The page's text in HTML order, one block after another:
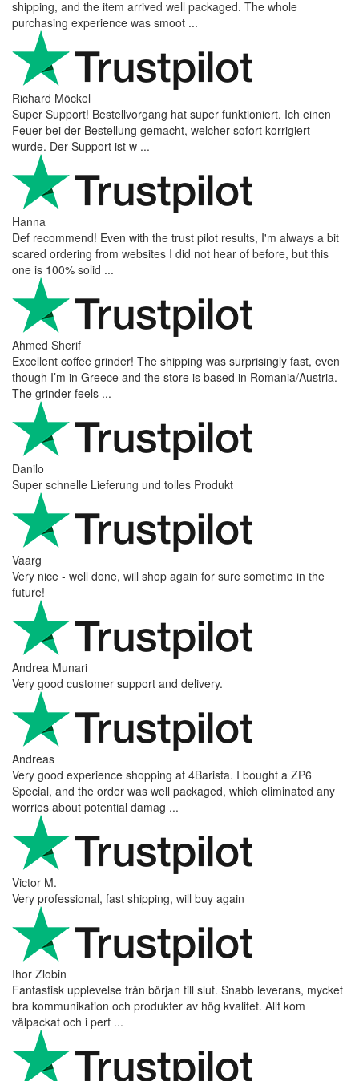
shipping, and the item arrived well packaged. The whole
purchasing experience was smoot ...
Richard Möckel
Super Support! Bestellvorgang hat super funktioniert. Ich einen
Feuer bei der Bestellung gemacht, welcher sofort korrigiert
wurde. Der Support ist w ...
Hanna
Def recommend! Even with the trust pilot results, I'm always a bit
scared ordering from websites I did not hear of before, but this
one is 100% solid ...
Ahmed Sherif
Excellent coffee grinder! The shipping was surprisingly fast, even
though I’m in Greece and the store is based in Romania/Austria.
The grinder feels ...
Danilo
Super schnelle Lieferung und tolles Produkt
Vaarg
Very nice - well done, will shop again for sure sometime in the
future!
Andrea Munari
Very good customer support and delivery.
Andreas
Very good experience shopping at 4Barista. I bought a ZP6
Special, and the order was well packaged, which eliminated any
worries about potential damag ...
Victor M.
Very professional, fast shipping, will buy again
Ihor Zlobin
Fantastisk upplevelse från början till slut. Snabb leverans, mycket
bra kommunikation och produkter av hög kvalitet. Allt kom
välpackat och i perf ...